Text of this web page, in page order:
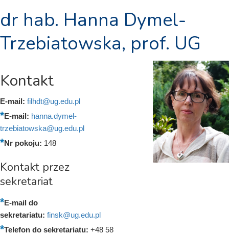
dr hab. Hanna Dymel-
Trzebiatowska, prof. UG
Kontakt
E-mail: filhdt@ug.edu.pl
E-mail: hanna.dymel-
trzebiatowska@ug.edu.pl
Nr pokoju: 148
Kontakt przez
sekretariat
E-mail do
sekretariatu: finsk@ug.edu.pl
Telefon do sekretariatu: +48 58